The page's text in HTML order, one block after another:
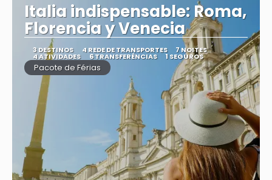
Italia indispensable: Roma,
Florencia y Venecia
3 DESTINOS 4 REDE DE TRANSPORTES 7 NOITES
4 ATIVIDADES 6 TRANSFERÊNCIAS 1 SEGUROS
Pacote de Férias